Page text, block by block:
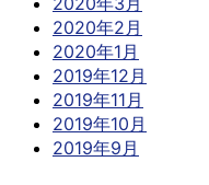
2020年2月
2020年1月
2019年12月
2019年11月
2019年10月
2019年9月